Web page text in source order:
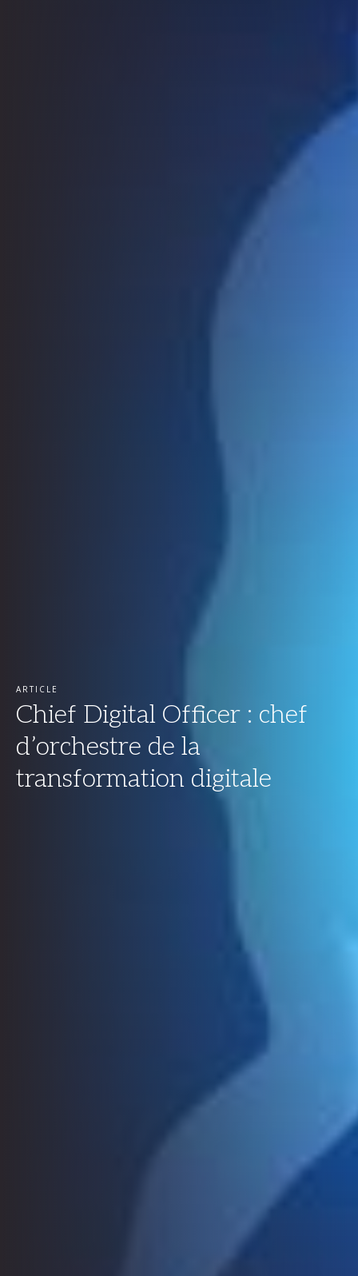
ARTICLE
Chief Digital Officer : chef
d’orchestre de la
transformation digitale